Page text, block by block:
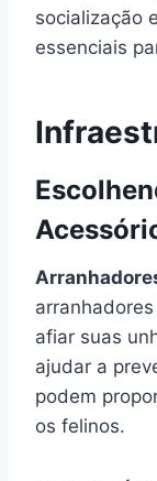
socialização
essenciais
afiar suas
ajudar a
podem
os felinos.